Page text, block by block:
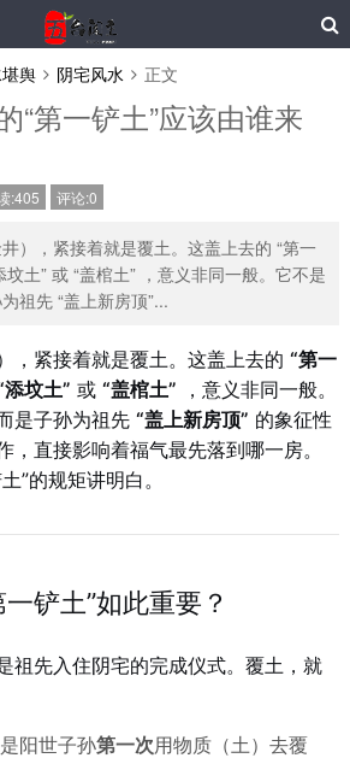
舆 阴宅风水 正文
“第一铲土”应该由谁来
:405 评论:0
），紧接着就是覆土。这盖上去的 “第一
土” 或 “盖棺土” ，意义非同一般。它不是
祖先 “盖上新房顶”...
，紧接着就是覆土。这盖上去的 “第一
添坟土” 或 “盖棺土” ，意义非同一般。
是子孙为祖先 “盖上新房顶” 的象征性
，直接影响着福气最先落到哪一房。
”的规矩讲明白。
铲土”如此重要？
祖先入住阴宅的完成仪式。覆土，就
阳世子孙第一次用物质（土）去覆